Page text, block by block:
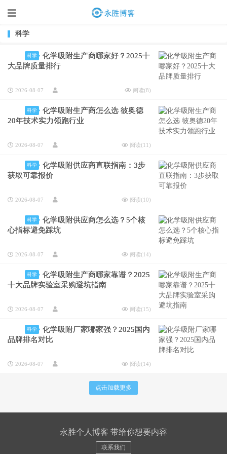
科学
科学
化学吸附生产商哪家好？2025十
大品牌质量排行
2026-08-07 阅读(8)
科学
化学吸附生产商怎么选 彼奥德
20年技术实力领跑行业
2026-08-07 阅读(11 )
科学
化学吸附供应商直联指南：3步
获取可靠报价
2026-08-07 阅读(10)
科学
化学吸附供应商怎么选？5个核
心指标避免踩坑
2026-08-07 阅读(14)
科学
化学吸附生产商哪家靠谱？2025
十大品牌实验室采购避坑指南
2026-08-07 阅读(15)
科学
化学吸附厂家哪家强？2025国内
品牌排名对比
2026-08-07 阅读(14)
点击加载更多
永胜个人博客 带给你想要内容
联系我们